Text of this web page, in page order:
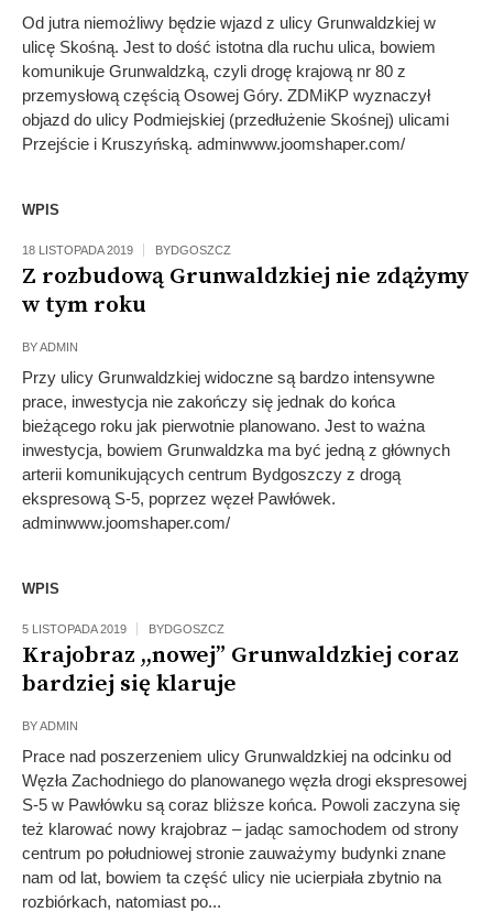
Od jutra niemożliwy będzie wjazd z ulicy Grunwaldzkiej w
ulicę Skośną. Jest to dość istotna dla ruchu ulica, bowiem
komunikuje Grunwaldzką, czyli drogę krajową nr 80 z
przemysłową częścią Osowej Góry. ZDMiKP wyznaczył
objazd do ulicy Podmiejskiej (przedłużenie Skośnej) ulicami
Przejście i Kruszyńską. adminwww.joomshaper.com/
WPIS
18 LISTOPADA 2019 BYDGOSZCZ
Z rozbudową Grunwaldzkiej nie zdążymy
w tym roku
BYADMIN
Przy ulicy Grunwaldzkiej widoczne są bardzo intensywne
prace, inwestycja nie zakończy się jednak do końca
bieżącego roku jak pierwotnie planowano. Jest to ważna
inwestycja, bowiem Grunwaldzka ma być jedną z głównych
arterii komunikujących centrum Bydgoszczy z drogą
ekspresową S-5, poprzez węzeł Pawłówek.
adminwww.joomshaper.com/
WPIS
5 LISTOPADA 2019 BYDGOSZCZ
Krajobraz ,,nowej” Grunwaldzkiej coraz
bardziej się klaruje
BYADMIN
Prace nad poszerzeniem ulicy Grunwaldzkiej na odcinku od
Węzła Zachodniego do planowanego węzła drogi ekspresowej
S-5 w Pawłówku są coraz bliższe końca. Powoli zaczyna się
też klarować nowy krajobraz – jadąc samochodem od strony
centrum po południowej stronie zauważymy budynki znane
nam od lat, bowiem ta część ulicy nie ucierpiała zbytnio na
rozbiórkach, natomiast po...